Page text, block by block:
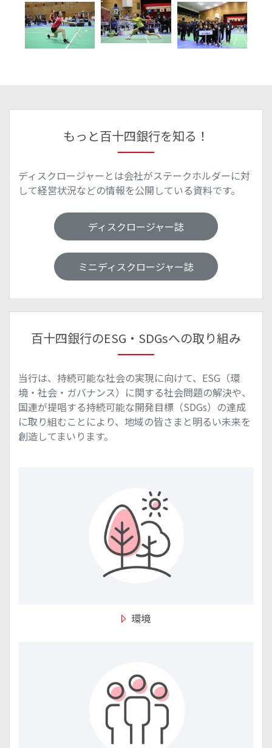
もっと百十四銀行を知る！
ディスクロージャーとは会社がステークホルダーに対
して経営状況などの情報を公開している資料です。
ディスクロージャー誌
ミニディスクロージャー誌
百十四銀行のESG・SDGsへの取り組み
当行は、持続可能な社会の実現に向けて、ESG（環
境・社会・ガバナンス）に関する社会問題の解決や、
国連が提唱する持続可能な開発目標（SDGs）の達成
に取り組むことにより、地域の皆さまと明るい未来を
創造してまいります。
環境